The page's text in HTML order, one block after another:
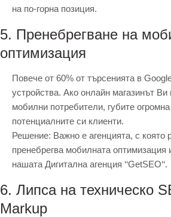
на по-горна позиция.
5. Пренебрегване на
оптимизация
Повече от 60% от търсенията в
устройства. Ако онлайн магазинът Ви
мобилни потребители, губите
потенциалните си клиенти.
Решение: Важно е агенцията, с която
пренебрегва мобилната оптимизация
нашата Дигитална агенция ‘‘GetSEO‘‘.
6. Липса на техническо
Markup